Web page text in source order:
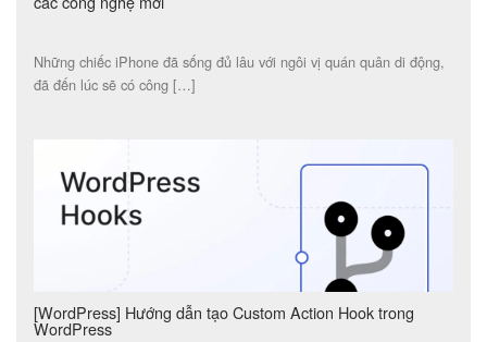
Những chiếc iPhone đã sống đủ lâu với ngôi vị quán quân di động,
đã đến lúc sẽ có công […]
[WordPress] Hướng dẫn tạo Custom Action Hook trong
WordPress